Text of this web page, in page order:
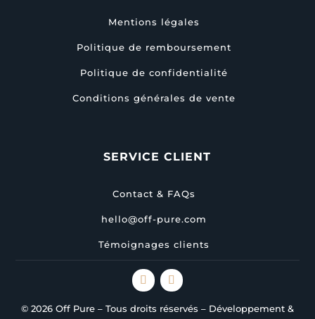
Mentions légales
Politique de remboursement
Politique de confidentialité
Conditions générales de vente
SERVICE CLIENT
Contact & FAQs
hello@off-pure.com
Témoignages clients
© 2026 Off Pure – Tous droits réservés – Développement &